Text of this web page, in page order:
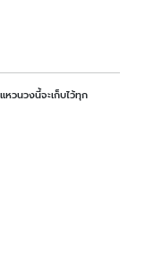
หวนวงนี้จะเก็บไว้ทุก